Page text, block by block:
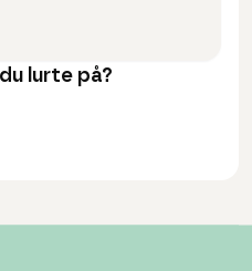
lurte på?